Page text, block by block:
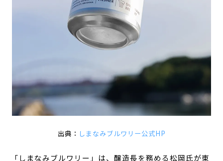
出典： しまなみブルワリー公式HP
「しまなみブルワリー」は、醸造長を務める松岡氏が東